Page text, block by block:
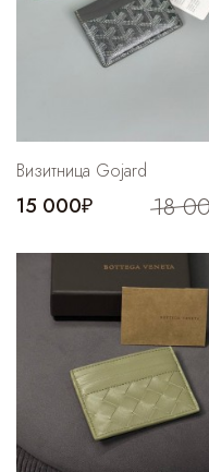
Визитница Gojard
15 000₽ 18